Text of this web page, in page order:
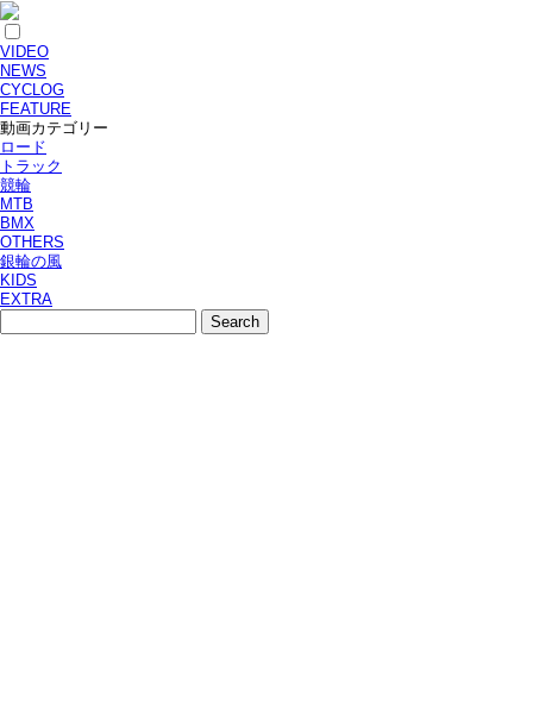
VIDEO
NEWS
CYCLOG
FEATURE
動画カテゴリー
ロード
トラック
競輪
MTB
BMX
OTHERS
銀輪の風
KIDS
EXTRA